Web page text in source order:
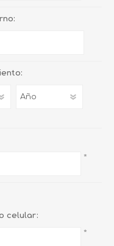
*
celular:
*